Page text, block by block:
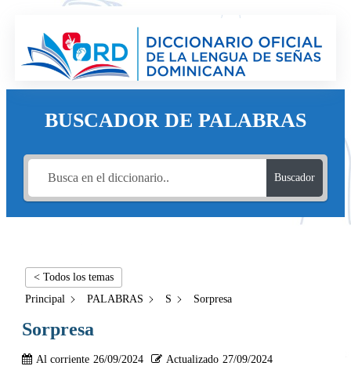
BUSCADOR DE PALABRAS
Buscador
< Todos los temas
Principal
PALABRAS S Sorpresa
Sorpresa
Al corriente 26/09/2024 Actualizado 27/09/2024